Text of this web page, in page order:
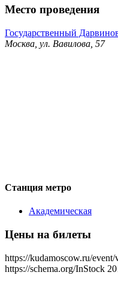
Место проведения
Государственный
Москва, ул. Вавилова, 57
Станция метро
Академическая
Цены на билеты
https://kudamoscow.ru/
https://schema.org/InStock